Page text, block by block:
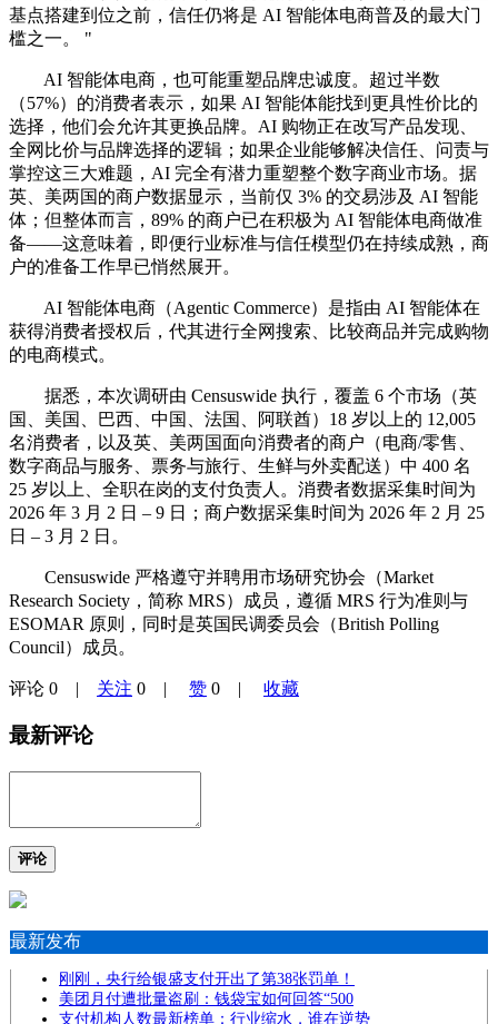
基点搭建到位之前，信任仍将是 AI 智能体电商普及的最大门
槛之一。 "
AI 智能体电商，也可能重塑品牌忠诚度。超过半数
（57%）的消费者表示，如果 AI 智能体能找到更具性价比的
选择，他们会允许其更换品牌。AI 购物正在改写产品发现、
全网比价与品牌选择的逻辑；如果企业能够解决信任、问责与
掌控这三大难题，AI 完全有潜力重塑整个数字商业市场。据
英、美两国的商户数据显示，当前仅 3% 的交易涉及 AI 智能
体；但整体而言，89% 的商户已在积极为 AI 智能体电商做准
备——这意味着，即便行业标准与信任模型仍在持续成熟，商
户的准备工作早已悄然展开。
AI 智能体电商（Agentic Commerce）是指由 AI 智能体在
获得消费者授权后，代其进行全网搜索、比较商品并完成购物
的电商模式。
据悉，本次调研由 Censuswide 执行，覆盖 6 个市场（英
国、美国、巴西、中国、法国、阿联酋）18 岁以上的 12,005
名消费者，以及英、美两国面向消费者的商户（电商/零售、
数字商品与服务、票务与旅行、生鲜与外卖配送）中 400 名
25 岁以上、全职在岗的支付负责人。消费者数据采集时间为
2026 年 3 月 2 日 – 9 日；商户数据采集时间为 2026 年 2 月 25
日 – 3 月 2 日。
Censuswide 严格遵守并聘用市场研究协会（Market
Research Society，简称 MRS）成员，遵循 MRS 行为准则与
ESOMAR 原则，同时是英国民调委员会（British Polling
Council）成员。
评论 0 | 关注 0 | 赞 0 | 收藏
最新评论
评论
最新发布
刚刚，央行给银盛支付开出了第38张罚单！
美团月付遭批量盗刷：钱袋宝如何回答“500
支付机构人数最新榜单：行业缩水，谁在逆势